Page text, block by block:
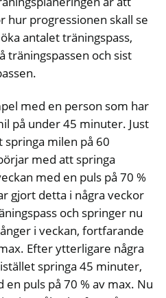
hur progressionen skall se
antalet träningspass,
träningspassen och sist
med en person som har
på under 45 minuter. Just
milen på 60
med att springa
med en puls på 70 %
gjort detta i några veckor
och springer nu
i veckan, fortfarande
Efter ytterligare några
springa 45 minuter,
puls på 70 % av max. Nu